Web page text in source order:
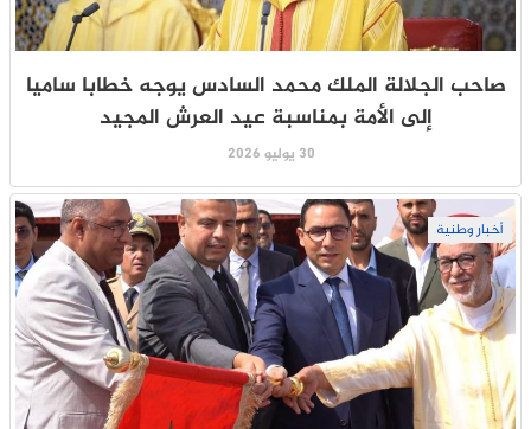
صاحب الجلالة الملك محمد السادس يوجه خطابا ساميا
إلى الأمة بمناسبة عيد العرش المجيد
30 يوليو 2026
أخبار وطنية